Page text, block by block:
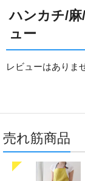
ハンカチ/
ュー
レビューはありま
売れ筋商品